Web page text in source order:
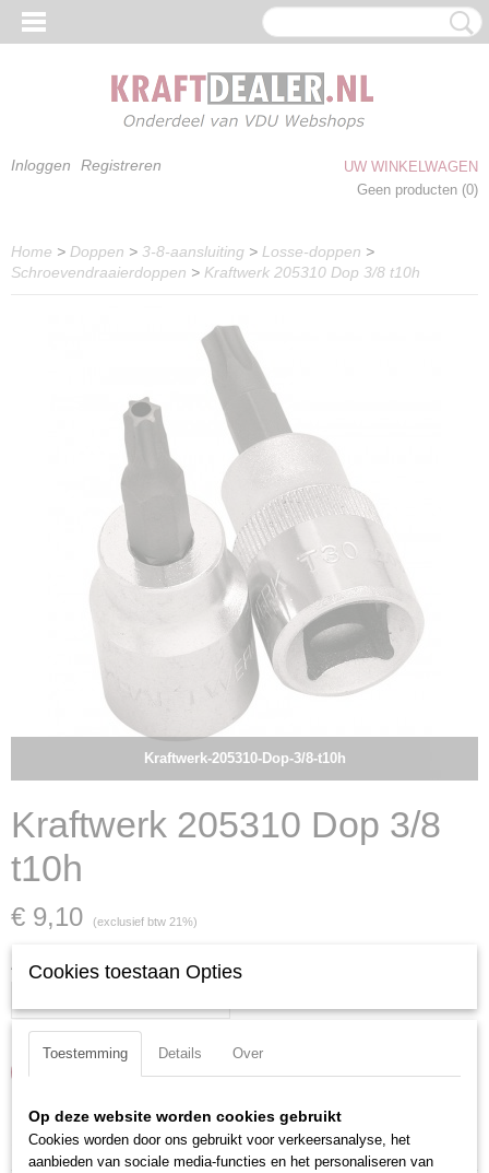
Inloggen Registreren
UW WINKELWAGEN
Geen producten (0)
Home > Doppen > 3-8-aansluiting > Losse-doppen >
Schroevendraaierdoppen > Kraftwerk 205310 Dop 3/8 t10h
Kraftwerk-205310-Dop-3/8-t10h
Kraftwerk 205310 Dop 3/8
t10h
€ 9,10 (exclusief btw 21%)
Aantal
IN WINKELWAGEN
Specificaties
Cookies toestaan Opties
Toestemming Details Over
Op deze website worden cookies gebruikt
Cookies worden door ons gebruikt voor verkeersanalyse, het
aanbieden van sociale media-functies en het personaliseren van